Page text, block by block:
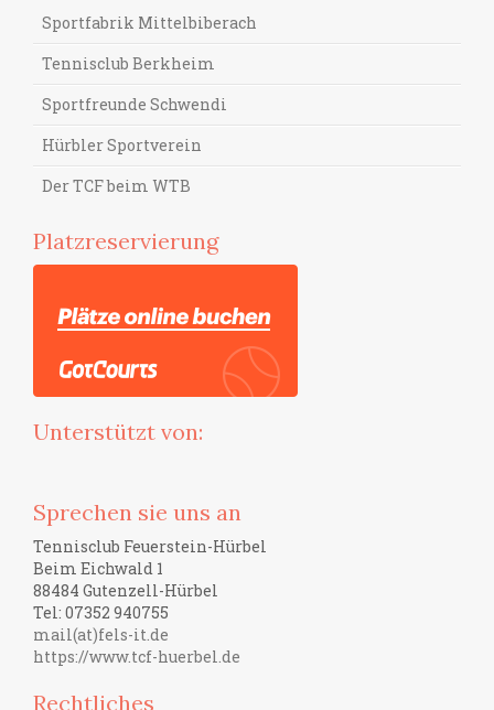
Sportfabrik Mittelbiberach
Tennisclub Berkheim
Sportfreunde Schwendi
Hürbler Sportverein
Der TCF beim WTB
Platzreservierung
Unterstützt von:
Sprechen sie uns an
Tennisclub Feuerstein-Hürbel
Beim Eichwald 1
88484 Gutenzell-Hürbel
Tel: 07352 940755
mail(at)fels-it.de
https://www.tcf-huerbel.de
Rechtliches